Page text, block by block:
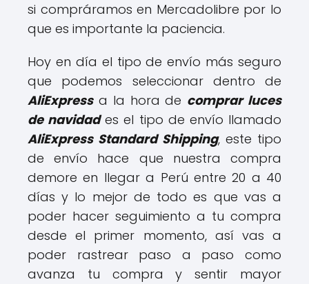
si compráramos en Mercadolibre por lo
que es importante la paciencia.
Hoy en día el tipo de envío más seguro
que podemos seleccionar dentro de
AliExpressa la hora de comprar luces
de navidades el tipo de envío llamado
AliExpress Standard Shipping, este tipo
de envío hace que nuestra compra
demore en llegar a Perú entre 20 a 40
días y lo mejor de todo es que vas a
poder hacer seguimiento a tu compra
desde el primer momento, así vas a
poder rastrear paso a paso como
avanza tu compra y sentir mayor